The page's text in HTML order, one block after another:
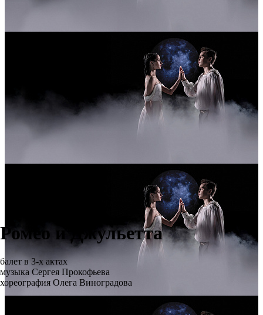
Ромео и Джульетта
балет в 3-х актах
музыка Сергея Прокофьева
хореография Олега Виноградова